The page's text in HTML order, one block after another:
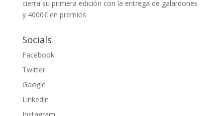
cierra su primera edición con la entrega de galardones
y 4000€ en premios
Socials
Facebook
Twitter
Google
Linkedin